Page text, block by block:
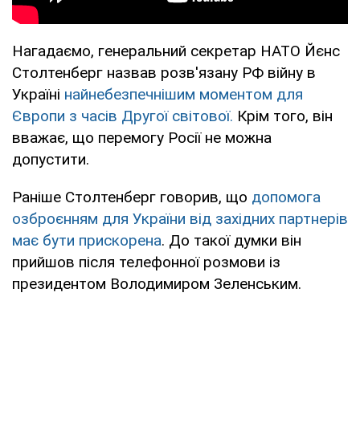
Нагадаємо, генеральний секретар НАТО Йєнс
Столтенберг назвав розв'язану РФ війну в
Україні найнебезпечнішим моментом для
Європи з часів Другої світової. Крім того, він
вважає, що перемогу Росії не можна
допустити.
Раніше Столтенберг говорив, що допомога
озброєнням для України від західних партнерів
має бути прискорена. До такої думки він
прийшов після телефонної розмови із
президентом Володимиром Зеленським.